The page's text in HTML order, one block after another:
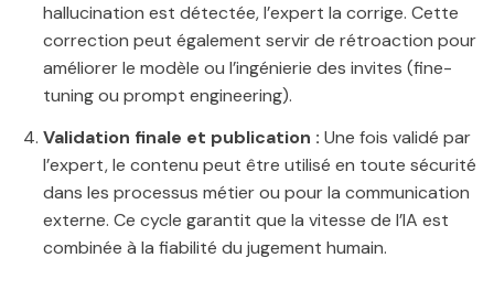
hallucination est détectée, l’expert la corrige. Cette
correction peut également servir de rétroaction pour
améliorer le modèle ou l’ingénierie des invites (fine-
tuning ou prompt engineering).
Validation finale et publication : Une fois validé par
l’expert, le contenu peut être utilisé en toute sécurité
dans les processus métier ou pour la communication
externe. Ce cycle garantit que la vitesse de l’IA est
combinée à la fiabilité du jugement humain.